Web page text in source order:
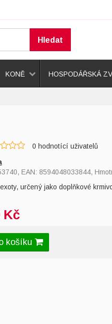
Hledat
0 hodnotící uživatelů
, EAN: 8594048033844,
určený jako doplňkové
Kč
košíku
KONĚ HOSPODÁŘSKÁ